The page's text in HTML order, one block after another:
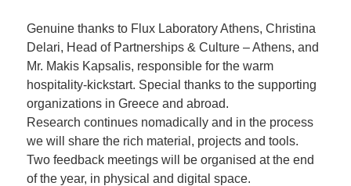
Genuine thanks to Flux Laboratory Athens, Christina
Delari, Head of Partnerships & Culture – Athens, and
Mr. Makis Kapsalis, responsible for the warm
hospitality-kickstart. Special thanks to the supporting
organizations in Greece and abroad.
Research continues nomadically and in the process
we will share the rich material, projects and tools.
Two feedback meetings will be organised at the end
of the year, in physical and digital space.